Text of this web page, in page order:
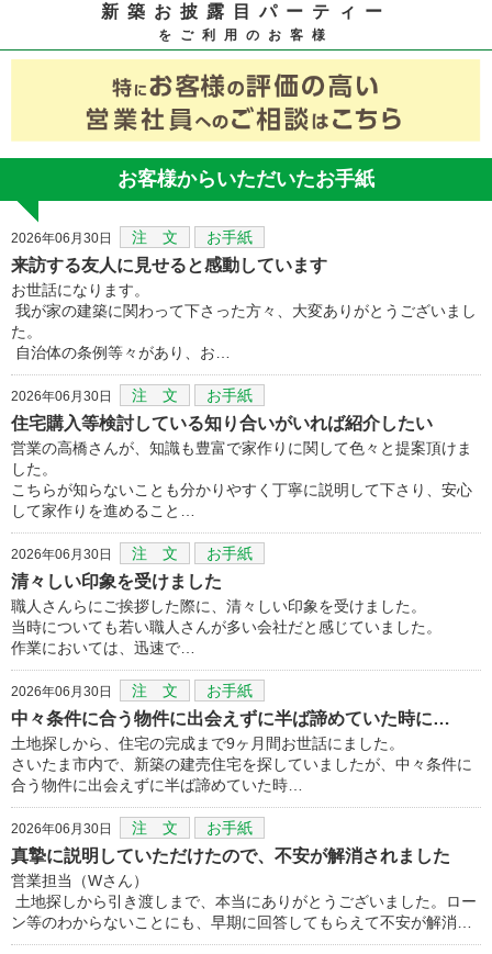
新築お披露目パーティー
をご利用のお客様
お客様からいただいたお手紙
2026年06月30日 注 文 お手紙
来訪する友人に見せると感動しています
お世話になります。
我が家の建築に関わって下さった方々、大変ありがとうございまし
た。
自治体の条例等々があり、お…
2026年06月30日 注 文 お手紙
住宅購入等検討している知り合いがいれば紹介したい
営業の高橋さんが、知識も豊富で家作りに関して色々と提案頂けま
した。
こちらが知らないことも分かりやすく丁寧に説明して下さり、安心
して家作りを進めること…
2026年06月30日 注 文 お手紙
清々しい印象を受けました
職人さんらにご挨拶した際に、清々しい印象を受けました。
当時についても若い職人さんが多い会社だと感じていました。
作業においては、迅速で…
2026年06月30日 注 文 お手紙
中々条件に合う物件に出会えずに半ば諦めていた時に…
土地探しから、住宅の完成まで9ヶ月間お世話にました。
さいたま市内で、新築の建売住宅を探していましたが、中々条件に
合う物件に出会えずに半ば諦めていた時…
2026年06月30日 注 文 お手紙
真摯に説明していただけたので、不安が解消されました
営業担当（Wさん）
土地探しから引き渡しまで、本当にありがとうございました。ロー
ン等のわからないことにも、早期に回答してもらえて不安が解消…